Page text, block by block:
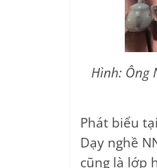
Hình: Ông
Phát biểu
Dạy nghề
cũng là lớp